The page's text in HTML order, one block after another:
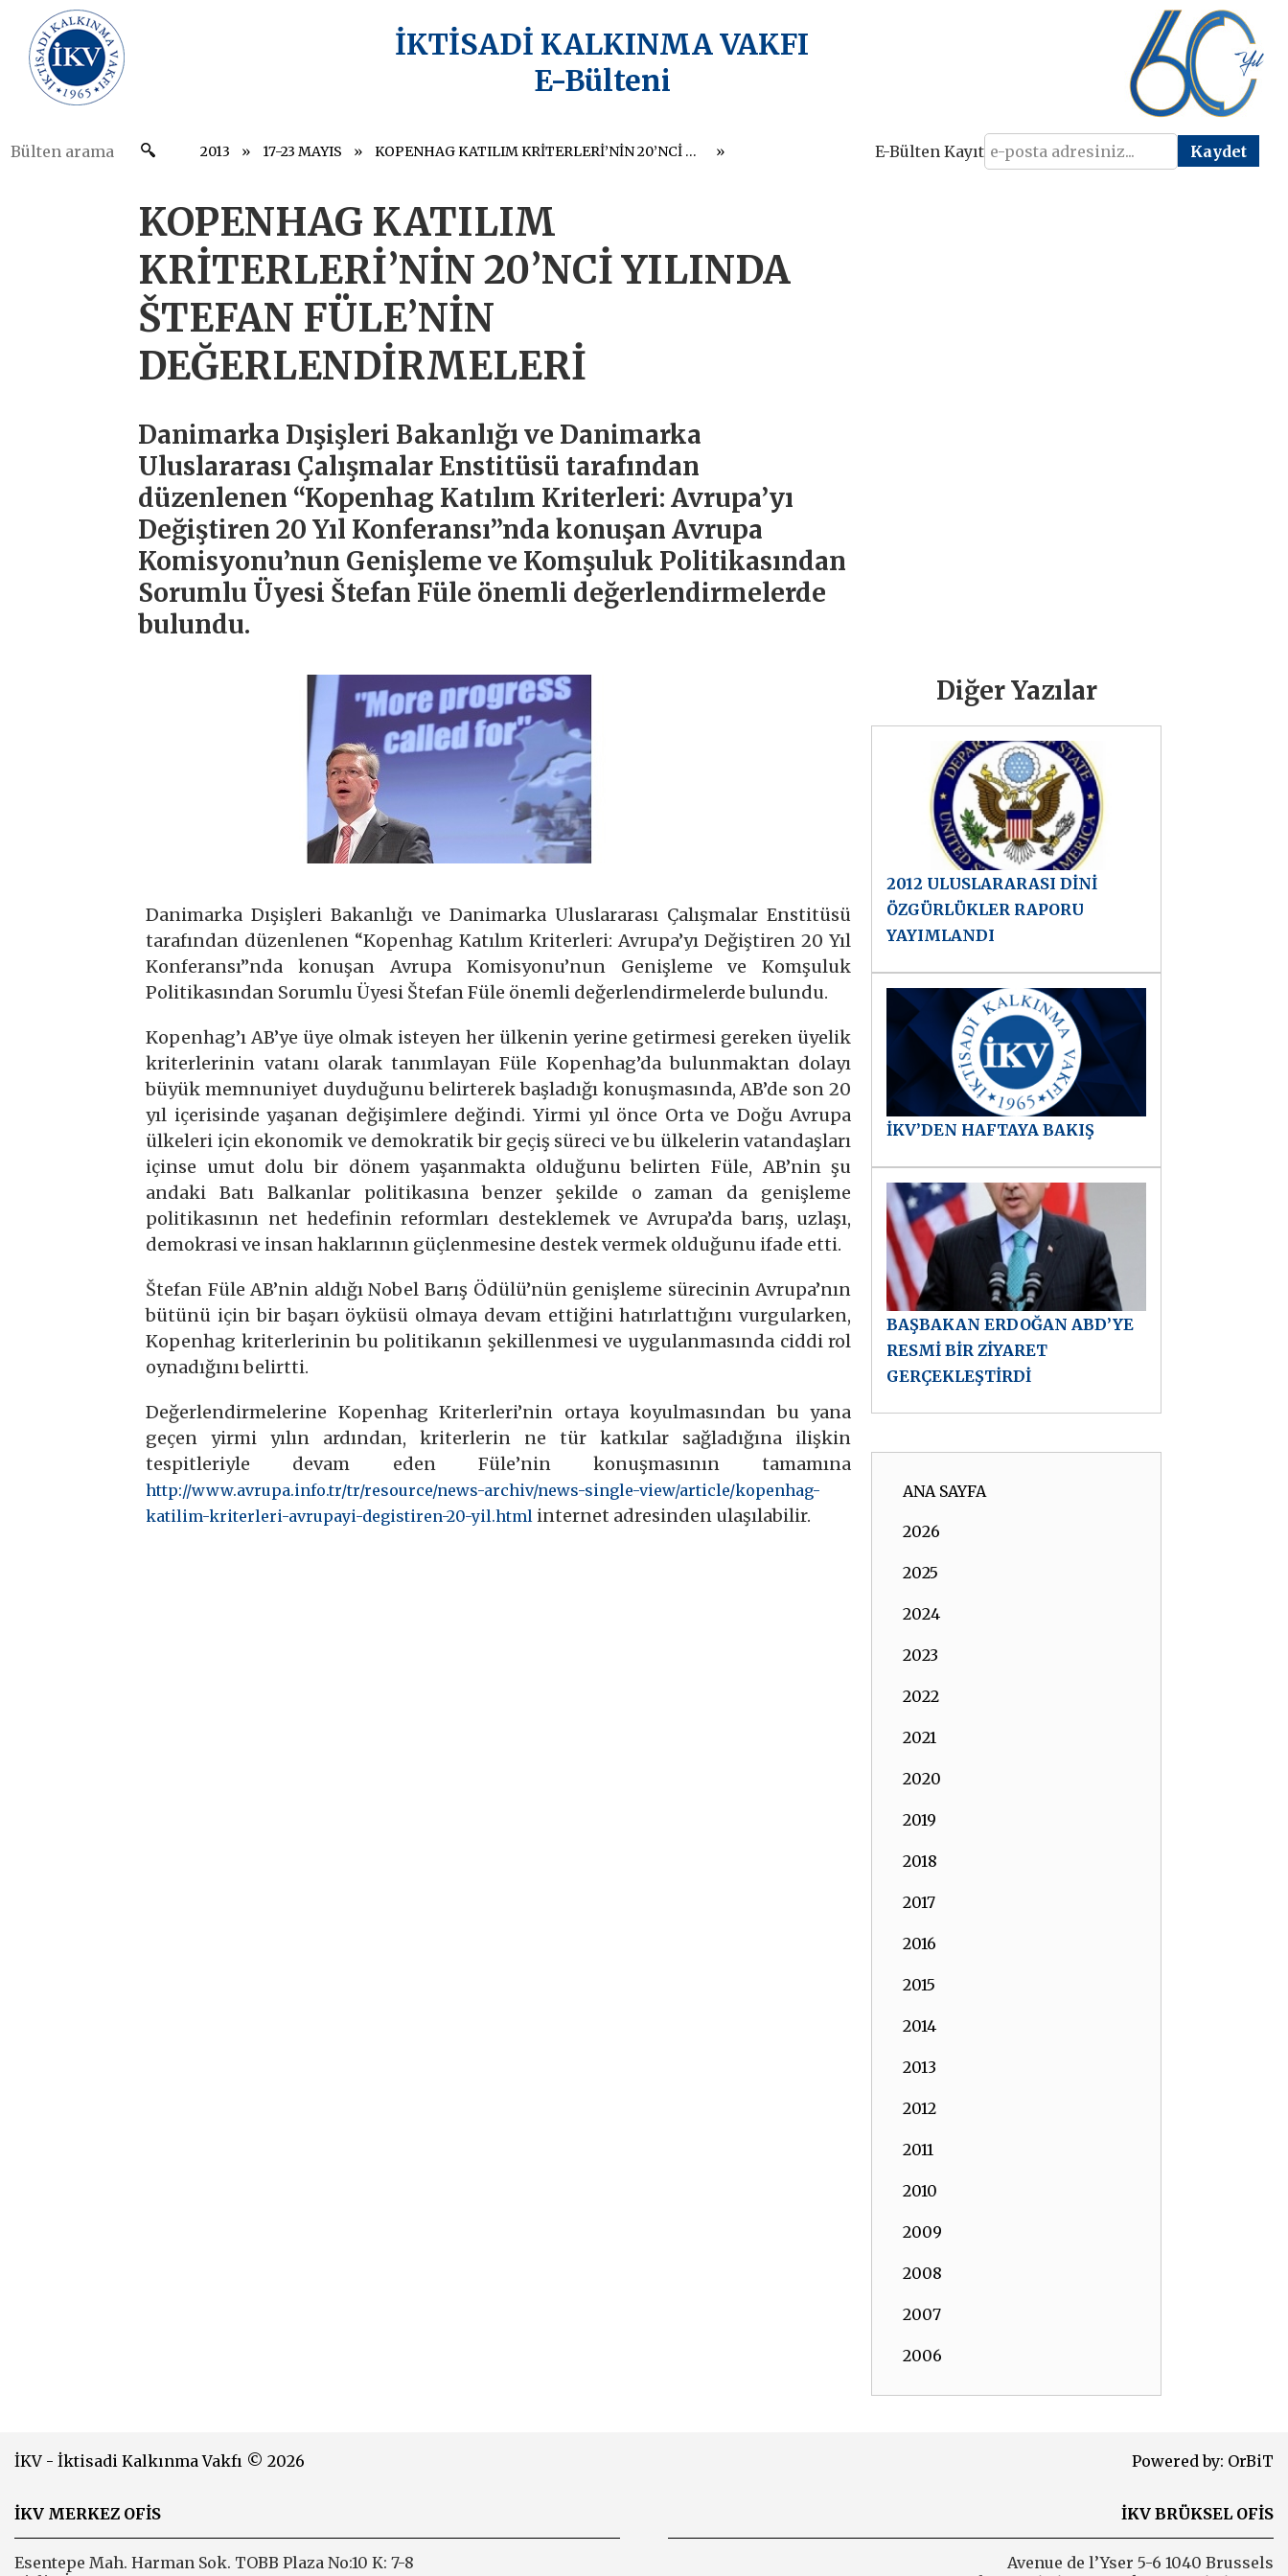
İKTİSADİ KALKINMA VAKFI
E-Bülteni
2013 17-23 MAYIS KOPENHAG KATILIM KRİTERLERİ’NİN 20’NCİ YILINDA ŠTEFAN FÜLE’NİN DEĞERLENDİRMELERİ E-Bülten Kayıt
KOPENHAG KATILIM
KRİTERLERİ’NİN 20’NCİ YILINDA
ŠTEFAN FÜLE’NİN
DEĞERLENDİRMELERİ
Danimarka Dışişleri Bakanlığı ve Danimarka
Uluslararası Çalışmalar Enstitüsü tarafından
düzenlenen “Kopenhag Katılım Kriterleri: Avrupa’yı
Değiştiren 20 Yıl Konferansı”nda konuşan Avrupa
Komisyonu’nun Genişleme ve Komşuluk Politikasından
Sorumlu Üyesi Štefan Füle önemli değerlendirmelerde
bulundu.
Danimarka Dışişleri Bakanlığı ve Danimarka Uluslararası Çalışmalar Enstitüsü
tarafından düzenlenen “Kopenhag Katılım Kriterleri: Avrupa’yı Değiştiren 20 Yıl
Konferansı”nda konuşan Avrupa Komisyonu’nun Genişleme ve Komşuluk
Politikasından Sorumlu Üyesi Štefan Füle önemli değerlendirmelerde bulundu.
Kopenhag’ı AB’ye üye olmak isteyen her ülkenin yerine getirmesi gereken üyelik
kriterlerinin vatanı olarak tanımlayan Füle Kopenhag’da bulunmaktan dolayı
büyük memnuniyet duyduğunu belirterek başladığı konuşmasında, AB’de son 20
yıl içerisinde yaşanan değişimlere değindi. Yirmi yıl önce Orta ve Doğu Avrupa
ülkeleri için ekonomik ve demokratik bir geçiş süreci ve bu ülkelerin vatandaşları
içinse umut dolu bir dönem yaşanmakta olduğunu belirten Füle, AB’nin şu
andaki Batı Balkanlar politikasına benzer şekilde o zaman da genişleme
politikasının net hedefinin reformları desteklemek ve Avrupa’da barış, uzlaşı,
demokrasi ve insan haklarının güçlenmesine destek vermek olduğunu ifade etti.
Štefan Füle AB’nin aldığı Nobel Barış Ödülü’nün genişleme sürecinin Avrupa’nın
bütünü için bir başarı öyküsü olmaya devam ettiğini hatırlattığını vurgularken,
Kopenhag kriterlerinin bu politikanın şekillenmesi ve uygulanmasında ciddi rol
oynadığını belirtti.
Değerlendirmelerine Kopenhag Kriterleri’nin ortaya koyulmasından bu yana
geçen yirmi yılın ardından, kriterlerin ne tür katkılar sağladığına ilişkin
tespitleriyle devam eden Füle’nin konuşmasının tamamına
http://www.avrupa.info.tr/tr/resource/news-archiv/news-single-view/article/kopenhag-
katilim-kriterleri-avrupayi-degistiren-20-yil.html internet adresinden ulaşılabilir.
Diğer Yazılar
2012 ULUSLARARASI DİNİ
ÖZGÜRLÜKLER RAPORU
YAYIMLANDI
İKV’DEN HAFTAYA BAKIŞ
BAŞBAKAN ERDOĞAN ABD’YE
RESMİ BİR ZİYARET
GERÇEKLEŞTİRDİ
ANA SAYFA
2026
2025
2024
2023
2022
2021
2020
2019
2018
2017
2016
2015
2014
2013
2012
2011
2010
2009
2008
2007
2006
İKV - İktisadi Kalkınma Vakfı © 2026 Powered by: OrBiT
İKV MERKEZ OFİS
Esentepe Mah. Harman Sok. TOBB Plaza No:10 K: 7-8
İKV BRÜKSEL OFİS
Avenue de l’Yser 5-6 1040 Brussels